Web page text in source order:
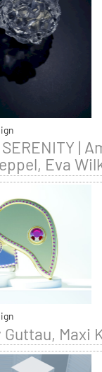
|
Eva
Guttau, Maxi